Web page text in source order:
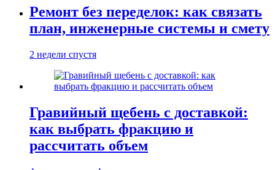
Ремонт без переделок: как связать
план, инженерные системы и смету
2 недели спустя
Гравийный щебень с доставкой:
как выбрать фракцию и
рассчитать объем